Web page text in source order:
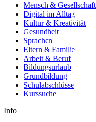
Mensch & Gesellschaft
Digital im Alltag
Kultur & Kreativität
Gesundheit
Sprachen
Eltern & Familie
Arbeit & Beruf
Bildungsurlaub
Grundbildung
Schulabschlüsse
Kurssuche
Info